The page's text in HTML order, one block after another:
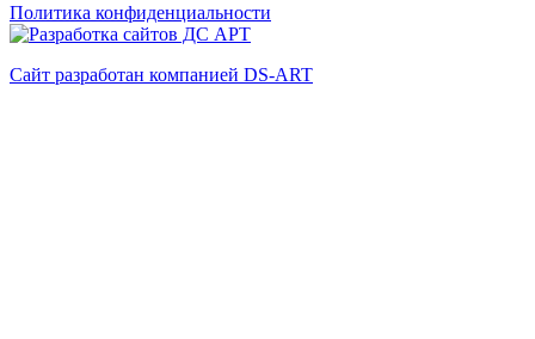
Политика конфиденциальности
Сайт разработан компанией DS-ART